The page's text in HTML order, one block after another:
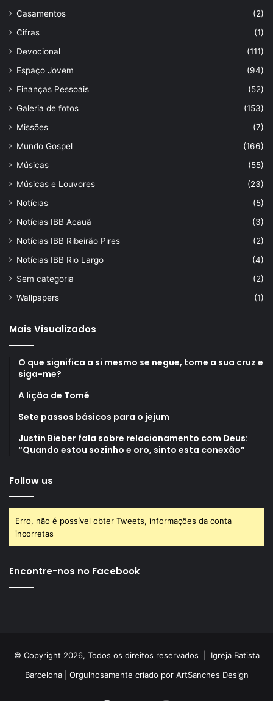
Casamentos
(2)
Cifras
(1)
Devocional
(111)
Espaço Jovem
(94)
Finanças Pessoais
(52)
Galeria de fotos
(153)
Missões
(7)
Mundo Gospel
(166)
Músicas
(55)
Músicas e Louvores
(23)
Notícias
(5)
Notícias IBB Acauã
(3)
Notícias IBB Ribeirão Pires
(2)
Notícias IBB Rio Largo
(4)
Sem categoria
(2)
Wallpapers
(1)
Mais Visualizados
O que significa a si mesmo se negue, tome a sua cruz e
siga-me?
A lição de Tomé
Sete passos básicos para o jejum
Justin Bieber fala sobre relacionamento com Deus:
“Quando estou sozinho e oro, sinto esta conexão”
Follow us
Erro, não é possível obter Tweets, informações da conta
incorretas
Encontre-nos no Facebook
© Copyright 2026, Todos os direitos reservados | Igreja Batista
Barcelona| Orgulhosamente criado por ArtSanches Design